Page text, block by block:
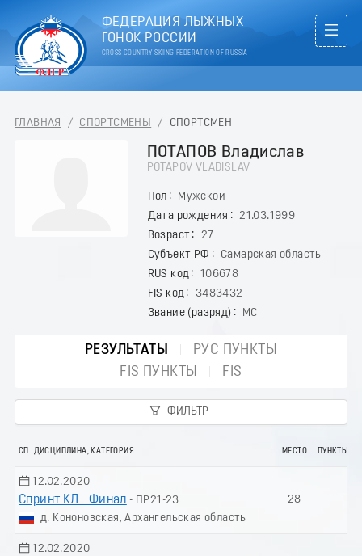
ФЕДЕРАЦИЯ ЛЫЖНЫХ
ГОНОК РОССИИ
CROSS COUNTRY SKIING FEDERATION OF RUSSIA
ГЛАВНАЯ / СПОРТСМЕНЫ / СПОРТСМЕН
ПОТАПОВ Владислав
POTAPOV VLADISLAV
Пол
Мужской
Дата рождения
21.03.1999
Возраст
27
Субъект РФ
Самарская область
RUS код
106678
FIS код
3483432
Звание (разряд)
МС
РЕЗУЛЬТАТЫ
РУС ПУНКТЫ
FIS ПУНКТЫ
FIS
ФИЛЬТР
СП. ДИСЦИПЛИНА, КАТЕГОРИЯ МЕСТО ПУНКТЫ
12.02.2020
Спринт КЛ - Финал - ПР21-23
д. Кононовская, Архангельская область
28 -
12.02.2020